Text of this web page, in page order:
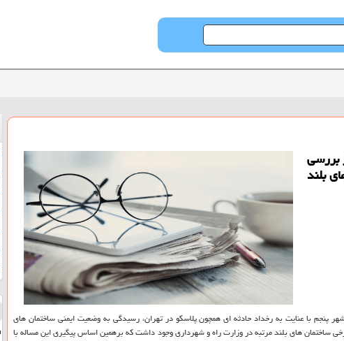
بررسی
بلند
شهر پنجم با عنایت به رخداد حادثه ای همچون پلاسكو در تهران، رسیدگی به وضعیت ایمنی ساختمان های
ساختمان های بلند مرتبه در وزارت راه و شهرداری وجود داشت كه برهمین اساس پیگیری این مساله با